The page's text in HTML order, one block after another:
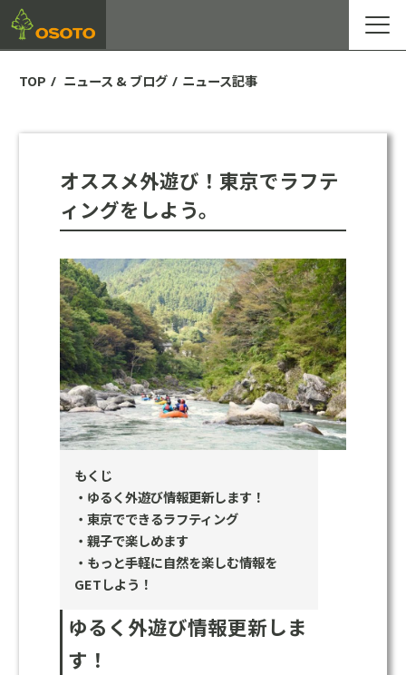
TOP ニュース & ブログ ニュース記事
オススメ外遊び！東京でラフテ
ィングをしよう。
もくじ
・ゆるく外遊び情報更新します！
・東京でできるラフティング
・親子で楽しめます
・もっと手軽に自然を楽しむ情報を
GETしよう！
ゆるく外遊び情報更新しま
す！